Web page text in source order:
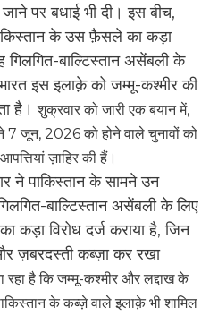
पर बधाई भी दी। इस बीच,
के उस फ़ैसले का कड़ा
गिलगित-बाल्टिस्तान असेंबली के
इस इलाक़े को जम्मू-कश्मीर की
है।शुक्रवार को जारी एक बयान में,
7 जून, 2026 को होने वाले चुनावों को
ज़ाहिर की हैं।
ने पाकिस्तान के सामने उन
बाल्टिस्तान असेंबली के लिए
कड़ा विरोध दर्ज कराया है, जिन
ज़बरदस्ती कब्ज़ा कर रखा
रहा है कि जम्मू-कश्मीर और लद्दाख के
के कब्ज़े वाले इलाक़े भी शामिल